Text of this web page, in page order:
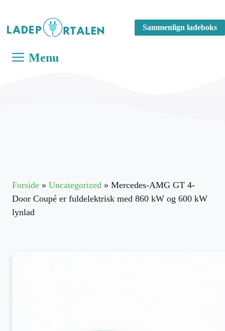
indhold
Menu
Sammenlign ladeboks
Forside » Uncategorized » Mercedes-AMG GT 4-
Door Coupé er fuldelektrisk med 860 kW og 600 kW
lynlad